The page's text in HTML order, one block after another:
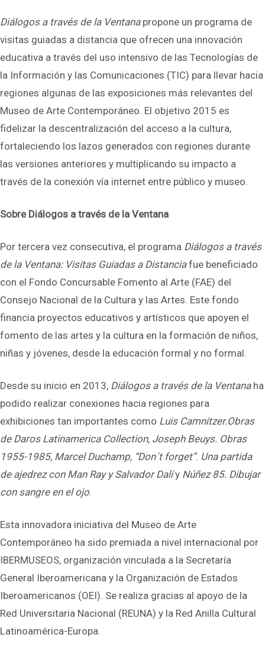
Diálogos a través de la Ventanapropone un programa de
visitas guiadas a distancia que ofrecen una innovación
educativa a través del uso intensivo de las Tecnologías de
la Información y las Comunicaciones (TIC) para llevar hacia
regiones algunas de las exposiciones más relevantes del
Museo de Arte Contemporáneo. El objetivo 2015 es
fidelizar la descentralización del acceso a la cultura,
fortaleciendo los lazos generados con regiones durante
las versiones anteriores y multiplicando su impacto a
través de la conexión vía internet entre público y museo.
Sobre Diálogos a través de la Ventana
Por tercera vez consecutiva, el programa Diálogos a través
de la Ventana: Visitas Guiadas a Distanciafue beneficiado
con el Fondo Concursable Fomento al Arte (FAE) del
Consejo Nacional de la Cultura y las Artes. Este fondo
financia proyectos educativos y artísticos que apoyen el
fomento de las artes y la cultura en la formación de niños,
niñas y jóvenes, desde la educación formal y no formal.
Desde su inicio en 2013, Diálogos a través de la Ventanaha
podido realizar conexiones hacia regiones para
exhibiciones tan importantes como Luis Camnitzer.Obras
de Daros Latinamerica Collection, Joseph Beuys. Obras
1955-1985, Marcel Duchamp, “Don´t forget”. Una partida
de ajedrez con Man Ray y Salvador Dalíy Núñez 85. Dibujar
con sangre en el ojo.
Esta innovadora iniciativa del Museo de Arte
Contemporáneo ha sido premiada a nivel internacional por
IBERMUSEOS, organización vinculada a la Secretaría
General Iberoamericana y la Organización de Estados
Iberoamericanos (OEI). Se realiza gracias al apoyo de la
Red Universitaria Nacional (REUNA) y la Red Anilla Cultural
Latinoamérica-Europa.